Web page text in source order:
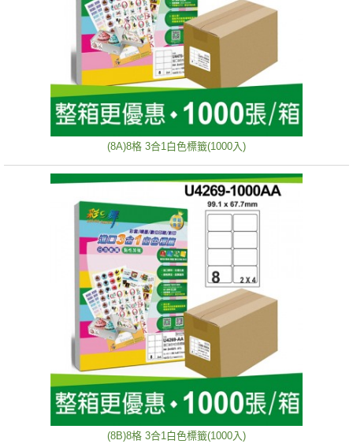
(8A)8格 3合1白色標籤(1000入)
(8B)8格 3合1白色標籤(1000入)